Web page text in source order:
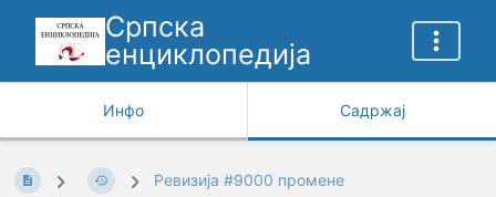
Српска
енциклопедија
Инфо Садржај
Ревизија #9000 промене